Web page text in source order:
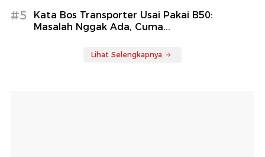
#5
Kata Bos Transporter Usai Pakai B50:
Masalah Nggak Ada, Cuma...
Lihat Selengkapnya